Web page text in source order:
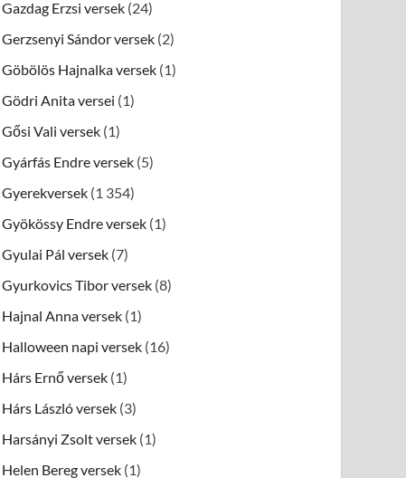
Gazdag Erzsi versek (24)
Gerzsenyi Sándor versek (2)
Göbölös Hajnalka versek (1)
Gödri Anita versei (1)
Gősi Vali versek (1)
Gyárfás Endre versek (5)
Gyerekversek (1 354)
Gyökössy Endre versek (1)
Gyulai Pál versek (7)
Gyurkovics Tibor versek (8)
Hajnal Anna versek (1)
Halloween napi versek (16)
Hárs Ernő versek (1)
Hárs László versek (3)
Harsányi Zsolt versek (1)
Helen Bereg versek (1)